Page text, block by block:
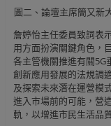
圖二、論壇主席簡又新
詹婷怡主任委員致詞表
用方面扮演關鍵角色，
各主管機關推進有關5G
創新應用發展的法規調
及探索未來潛在運營模
進入市場前的可能，營
軌，以增進市民生活品